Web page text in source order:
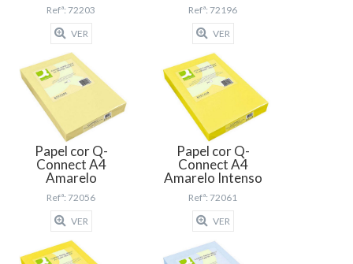
Refª: 72203
VER
Refª: 72196
VER
Papel cor Q-
Connect A4
Amarelo
Refª: 72056
VER
Papel cor Q-
Connect A4
Amarelo Intenso
Refª: 72061
VER